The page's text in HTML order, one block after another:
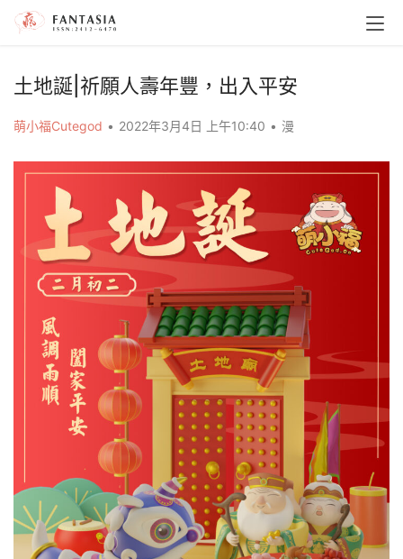
土地誕|祈願人壽年豐，出入平安
萌小福Cutegod • 2022年3月4日 上午10:40 • 漫